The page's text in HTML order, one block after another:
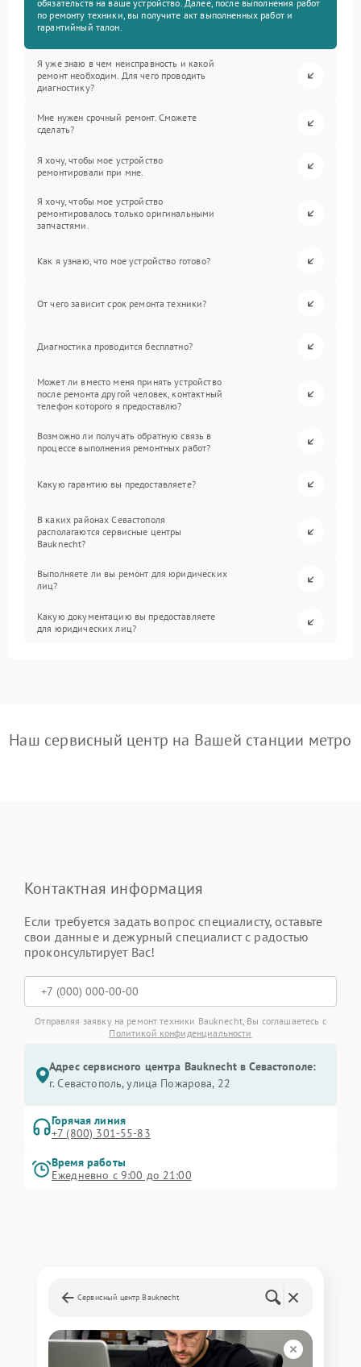
обязательств на ваше устройство. Далее, после выполнения работ
по ремонту техники, вы получите акт выполненных работ и
гарантийный талон.
Я уже знаю в чем неисправность и какой
ремонт необходим. Для чего проводить
диагностику?
Мне нужен срочный ремонт. Сможете
сделать?
Я хочу, чтобы мое устройство
ремонтировали при мне.
Я хочу, чтобы мое устройство
ремонтировалось только оригинальными
запчастями.
Как я узнаю, что мое устройство готово?
От чего зависит срок ремонта техники?
Диагностика проводится бесплатно?
Может ли вместо меня принять устройство
после ремонта другой человек, контактный
телефон которого я предоставлю?
Возможно ли получать обратную связь в
процессе выполнения ремонтных работ?
Какую гарантию вы предоставляете?
В каких районах Севастополя
располагаются сервисные центры
Bauknecht?
Выполняете ли вы ремонт для юридических
лиц?
Какую документацию вы предоставляете
для юридических лиц?
Наш сервисный центр на Вашей станции метро
Контактная информация
Если требуется задать вопрос специалисту, оставьте
свои данные и дежурный специалист с радостью
проконсультирует Вас!
Отправляя заявку на ремонт техники Bauknecht, Вы соглашаетесь с
Политикой конфиденциальности
Адрес сервисного центра Bauknecht в Севастополе:
г. Севастополь, улица Пожарова, 22
Горячая линия
+7 (800) 301-55-83
Время работы
Ежедневно с 9:00 до 21:00
Сервисный центр Bauknecht